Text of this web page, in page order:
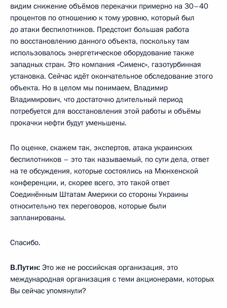
видим снижение объёмов перекачки примерно на 30–40
процентов по отношению к тому уровню, который был
до атаки беспилотников. Предстоит большая работа
по восстановлению данного объекта, поскольку там
использовалось энергетическое оборудование также
западных стран. Это компания «Сименс», газотурбинная
установка. Сейчас идёт окончательное обследование этого
объекта. Но в целом мы понимаем, Владимир
Владимирович, что достаточно длительный период
потребуется для восстановления этой работы и объёмы
прокачки нефти будут уменьшены.
По оценке, скажем так, экспертов, атака украинских
беспилотников – это так называемый, по сути дела, ответ
на те обсуждения, которые состоялись на Мюнхенской
конференции, и, скорее всего, это такой ответ
Соединённым Штатам Америки со стороны Украины
относительно тех переговоров, которые были
запланированы.
Спасибо.
В.Путин: Это же не российская организация, это
международная организация с теми акционерами, которых
Вы сейчас упомянули?